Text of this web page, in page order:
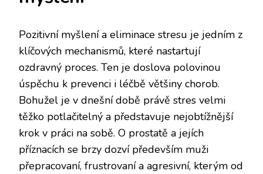
Pozitivní myšlení a eliminace stresu je jedním z
klíčových mechanismů, které nastartují
ozdravný proces. Ten je doslova polovinou
úspěchu k prevenci i léčbě většiny chorob.
Bohužel je v dnešní době právě stres velmi
těžko potlačitelný a představuje nejobtížnější
krok v práci na sobě. O prostatě a jejích
příznacích se brzy dozví především muži
přepracovaní, frustrovaní a agresivní, kterým od